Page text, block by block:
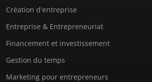
Création d'entreprise
Entreprise & Entrepreneuriat
Financement et investissement
Gestion du temps
Marketing pour entrepreneurs